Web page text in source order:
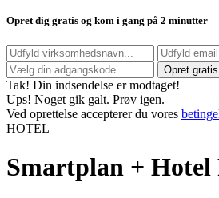
Opret dig gratis og kom i gang på 2 minutter
Tak! Din indsendelse er modtaget!
Ups! Noget gik galt. Prøv igen.
Ved oprettelse accepterer du vores
HOTEL
Smartplan + Hotel